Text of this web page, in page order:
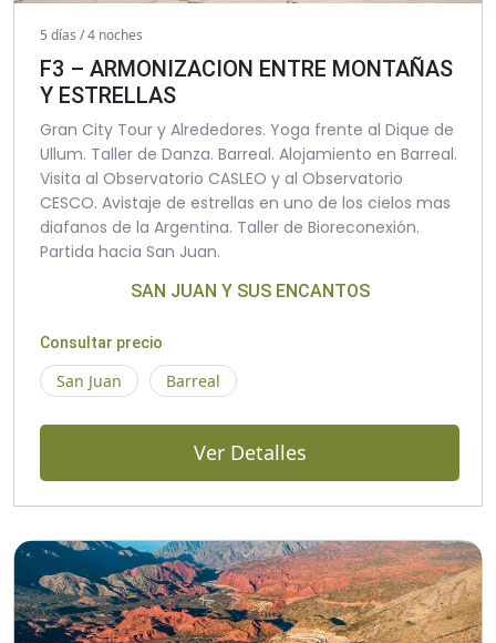
5 días / 4 noches
F3 – ARMONIZACION ENTRE MONTAÑAS
Y ESTRELLAS
Gran City Tour y Alrededores. Yoga frente al Dique de
Ullum. Taller de Danza. Barreal. Alojamiento en Barreal.
Visita al Observatorio CASLEO y al Observatorio
CESCO. Avistaje de estrellas en uno de los cielos mas
diafanos de la Argentina. Taller de Bioreconexión.
Partida hacia San Juan.
SAN JUAN Y SUS ENCANTOS
Consultar precio
San Juan Barreal
Ver Detalles